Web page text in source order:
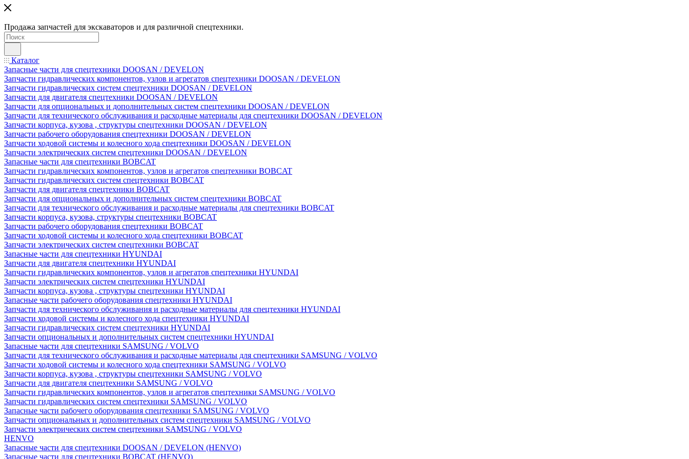
Продажа запчастей для экскаваторов и для различной спецтехники.
Каталог
Запасные части для спецтехники DOOSAN / DEVELON
Запчасти гидравлических компонентов, узлов и агрегатов спецтехники DOOSAN / DEVELON
Запчасти гидравлических систем спецтехники DOOSAN / DEVELON
Запчасти для двигателя спецтехники DOOSAN / DEVELON
Запчасти для опциональных и дополнительных систем спецтехники DOOSAN / DEVELON
Запчасти для технического обслуживания и расходные материалы для спецтехники DOOSAN / DEVELON
Запчасти корпуса, кузова , структуры спецтехники DOOSAN / DEVELON
Запчасти рабочего оборудования спецтехники DOOSAN / DEVELON
Запчасти ходовой системы и колесного хода спецтехники DOOSAN / DEVELON
Запчасти электрических систем спецтехники DOOSAN / DEVELON
Запасные части для спецтехники BOBCAT
Запчасти гидравлических компонентов, узлов и агрегатов спецтехники BOBCAT
Запчасти гидравлических систем спецтехники BOBCAT
Запчасти для двигателя спецтехники BOBCAT
Запчасти для опциональных и дополнительных систем спецтехники BOBCAT
Запчасти для технического обслуживания и расходные материалы для спецтехники BOBCAT
Запчасти корпуса, кузова, структуры спецтехники BOBCAT
Запчасти рабочего оборудования спецтехники BOBCAT
Запчасти ходовой системы и колесного хода спецтехники BOBCAT
Запчасти электрических систем спецтехники BOBCAT
Запасные части для спецтехники HYUNDAI
Запчасти для двигателя спецтехники HYUNDAI
Запчасти гидравлических компонентов, узлов и агрегатов спецтехники HYUNDAI
Запчасти электрических систем спецтехники HYUNDAI
Запчасти корпуса, кузова , структуры спецтехники HYUNDAI
Запасные части рабочего оборудования спецтехники HYUNDAI
Запчасти для технического обслуживания и расходные материалы для спецтехники HYUNDAI
Запчасти ходовой системы и колесного хода спецтехники HYUNDAI
Запчасти гидравлических систем спецтехники HYUNDAI
Запчасти опциональных и дополнительных систем спецтехники HYUNDAI
Запасные части для спецтехники SAMSUNG / VOLVO
Запчасти для технического обслуживания и расходные материалы для спецтехники SAMSUNG / VOLVO
Запчасти ходовой системы и колесного хода спецтехники SAMSUNG / VOLVO
Запчасти корпуса, кузова , структуры спецтехники SAMSUNG / VOLVO
Запчасти для двигателя спецтехники SAMSUNG / VOLVO
Запчасти гидравлических компонентов, узлов и агрегатов спецтехники SAMSUNG / VOLVO
Запчасти гидравлических систем спецтехники SAMSUNG / VOLVO
Запасные части рабочего оборудования спецтехники SAMSUNG / VOLVO
Запчасти опциональных и дополнительных систем спецтехники SAMSUNG / VOLVO
Запчасти электрических систем спецтехники SAMSUNG / VOLVO
HENVO
Запасные части для спецтехники DOOSAN / DEVELON (HENVO)
Запасные части для спецтехники BOBCAT (HENVO)